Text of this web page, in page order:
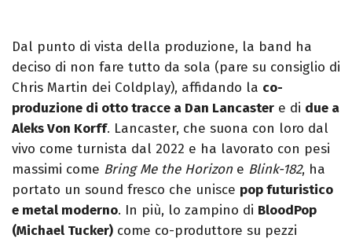
Dal punto di vista della produzione, la band ha
deciso di non fare tutto da sola (pare su consiglio di
Chris Martin dei Coldplay), affidando la co-
produzione di otto tracce a Dan Lancaster e di due a
Aleks Von Korff. Lancaster, che suona con loro dal
vivo come turnista dal 2022 e ha lavorato con pesi
massimi come Bring Me the Horizone Blink-182, ha
portato un sound fresco che unisce pop futuristico
e metal moderno. In più, lo zampino di BloodPop
(Michael Tucker) come co-produttore su pezzi